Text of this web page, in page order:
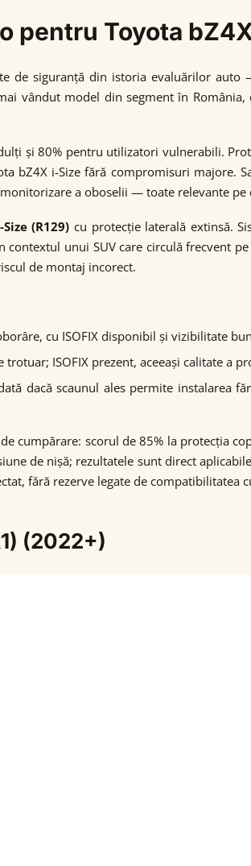
pentru Toyota
de siguranță din istoria evaluărilor
vândut model din segment în
și 80% pentru utilizatori vulnerabili.
i-Size fără compromisuri majore.
a oboselii — toate relevante
Size (R129) cu protecție laterală extinsă.
unui SUV care circulă frecvent
de montaj incorect.
cu ISOFIX disponibil și vizibilitate
ISOFIX prezent, aceeași calitate a
dacă scaunul ales permite instalarea
cumpărare: scorul de 85% la protecția
de nișă; rezultatele sunt direct
fără rezerve legate de compatibilitatea
(2022+)